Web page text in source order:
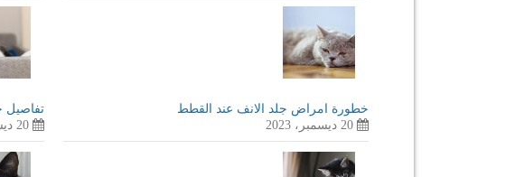
خطورة امراض جلد الانف عند القطط
20 ديسمبر، 2023
تفاصيل
20 ديسمبر، 2023